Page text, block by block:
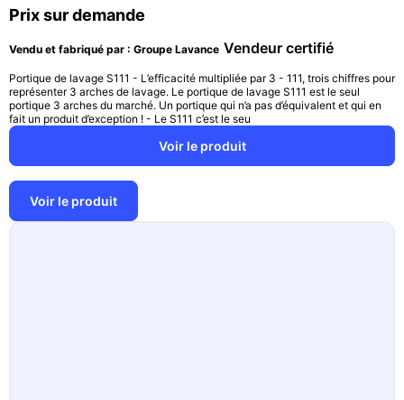
Prix sur demande
Vendu et fabriqué par : Groupe Lavance Vendeur certifié
Portique de lavage S111 - L’efficacité multipliée par 3 - 111, trois chiffres pour
représenter 3 arches de lavage. Le portique de lavage S111 est le seul
portique 3 arches du marché. Un portique qui n’a pas d’équivalent et qui en
fait un produit d’exception ! - Le S111 c’est le seu
Voir le produit
Voir le produit